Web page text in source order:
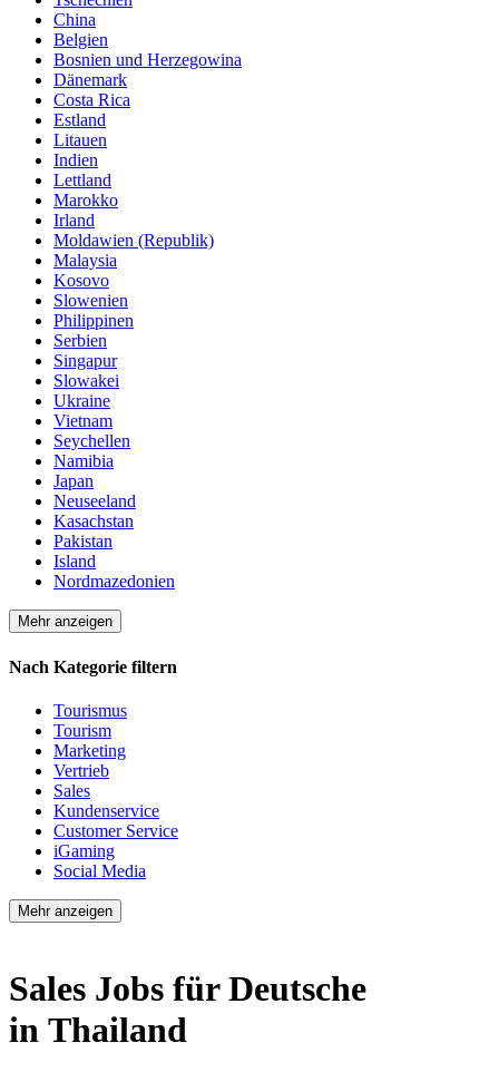
China
Belgien
Bosnien und Herzegowina
Dänemark
Costa Rica
Estland
Litauen
Indien
Lettland
Marokko
Irland
Moldawien (Republik)
Malaysia
Kosovo
Slowenien
Philippinen
Serbien
Singapur
Slowakei
Ukraine
Vietnam
Seychellen
Namibia
Japan
Neuseeland
Kasachstan
Pakistan
Island
Nordmazedonien
Mehr anzeigen
Nach Kategorie filtern
Tourismus
Tourism
Marketing
Vertrieb
Sales
Kundenservice
Customer Service
iGaming
Social Media
Mehr anzeigen
Sales Jobs für Deutsche
in Thailand